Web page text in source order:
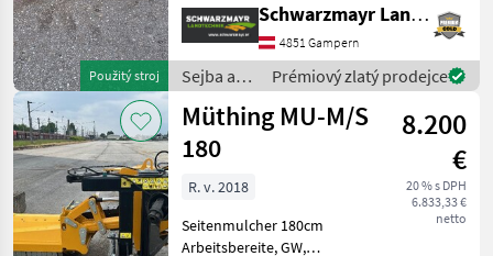
Použitý stroj
Vonkajšia šírka 223 cm -
max. výkon traktora pri 540
ot./min: 45 PS - 24
mulčovacích no
Schwarzmayr Landtechnik GmbH - Gampern
4851 Gampern
Sejba a
starostlivosť
o plodinu
/ Müthing
Prémiový zlatý prodejce
Müthing MU-M/S
180
8.200
€
20 % s DPH
6.833,33 €
netto
R. v. 2018
Seitenmulcher 180cm
Arbeitsbereite, GW,